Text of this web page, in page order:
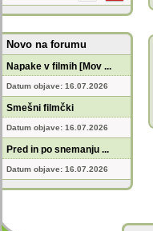
Novo na forumu
Napake v filmih [Mov ...
Datum objave: 16.07.2026
Smešni filmčki
Datum objave: 16.07.2026
Pred in po snemanju ...
Datum objave: 16.07.2026